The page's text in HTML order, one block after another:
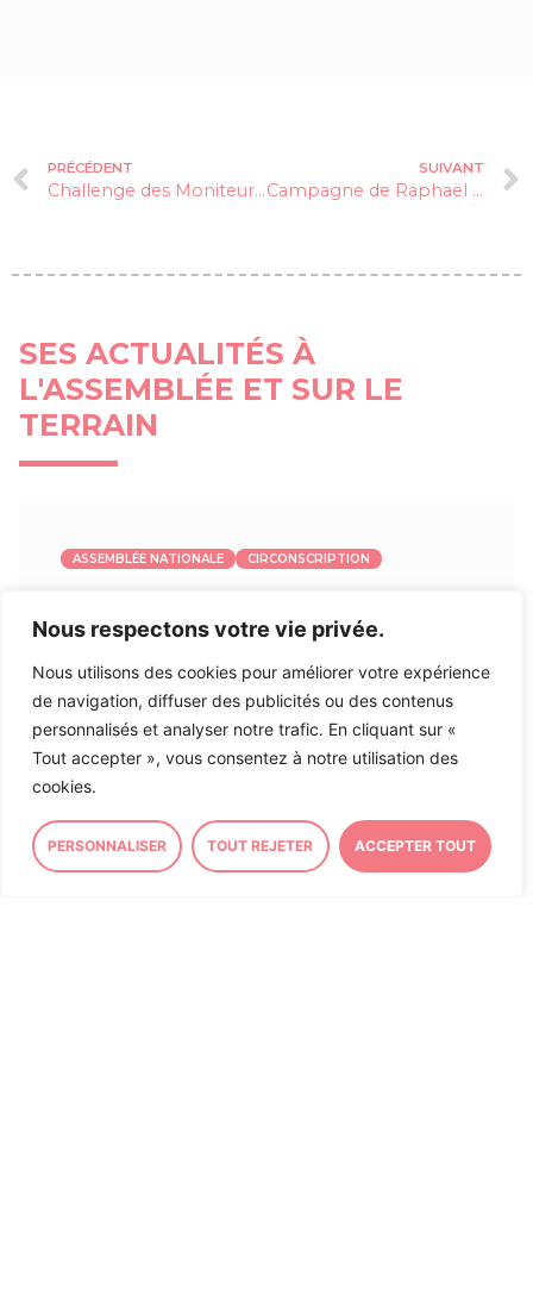
Nous respectons votre vie privée.
Nous utilisons des cookies pour améliorer votre expérience
de navigation, diffuser des publicités ou des contenus
personnalisés et analyser notre trafic. En cliquant sur «
Tout accepter », vous consentez à notre utilisation des
cookies.
PERSONNALISER TOUT REJETER ACCEPTER TOUT
PRÉCÉDENT
Challenge des Moniteurs de ski à la Plagne
SUIVANT
Campagne de Raphaël GLUCKSMANN en Isère
SES ACTUALITÉS À
L'ASSEMBLÉE ET SUR LE
TERRAIN
ASSEMBLÉE NATIONALE CIRCONSCRIPTION
d’Information
Inscrivez-vous à ma lettre d’information afin de
rester informé sur mon action et actualité politique
et locale en